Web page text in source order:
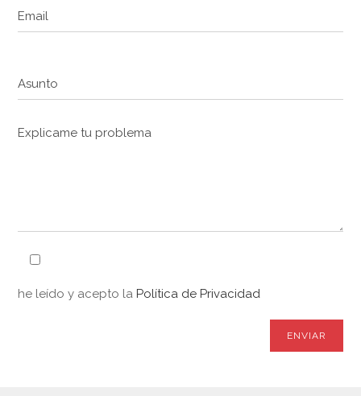
he leído y acepto la Política de Privacidad